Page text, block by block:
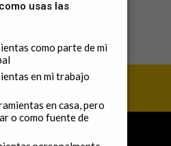
estar al día